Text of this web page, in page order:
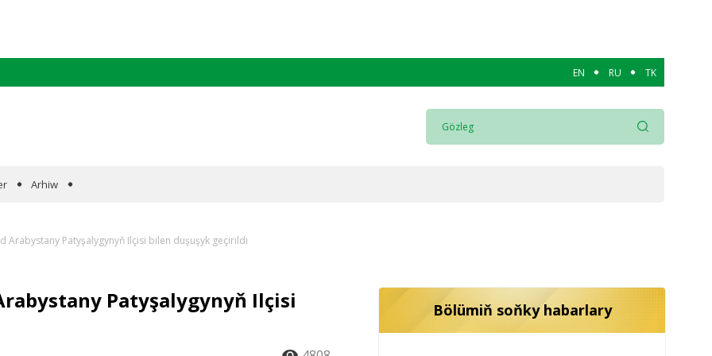
EN RU TK
Arhiw
Arabystany Patyşalygynyň Ilçisi bilen duşuşyk geçirildi
Patyşalygynyň Ilçisi
Bölümiň soňky habarlary